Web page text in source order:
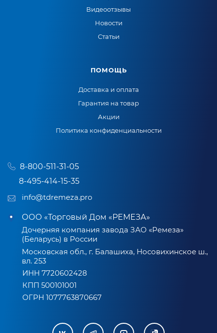
Видеоотзывы
Новости
Статьи
ПОМОЩЬ
Доставка и оплата
Гарантия на товар
Акции
Политика конфиденциальности
8-800-511-31-05
8-495-414-15-35
info@tdremeza.pro
ООО «Торговый Дом «РЕМЕЗА»
Дочерняя компания завода ЗАО «Ремеза»
(Беларусь) в России
Московская обл., г. Балашиха, Носовихинское ш.,
вл. 253
ИНН 7720602428
КПП 500101001
ОГРН 1077763870667